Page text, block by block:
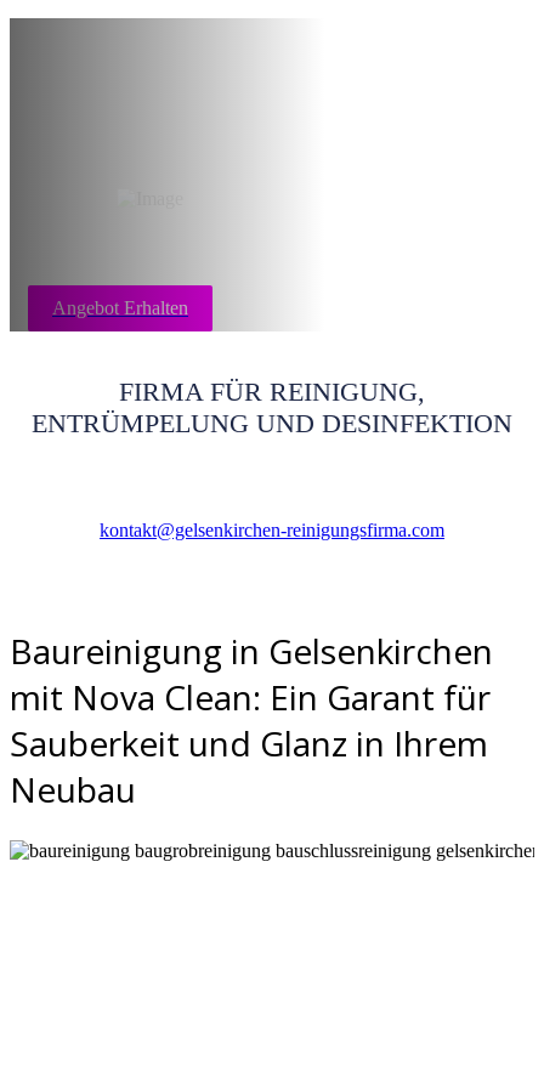
Angebot Erhalten
FIRMA FÜR REINIGUNG,
ENTRÜMPELUNG UND DESINFEKTION
kontakt@gelsenkirchen-reinigungsfirma.com
Baureinigung in Gelsenkirchen
mit Nova Clean: Ein Garant für
Sauberkeit und Glanz in Ihrem
Neubau